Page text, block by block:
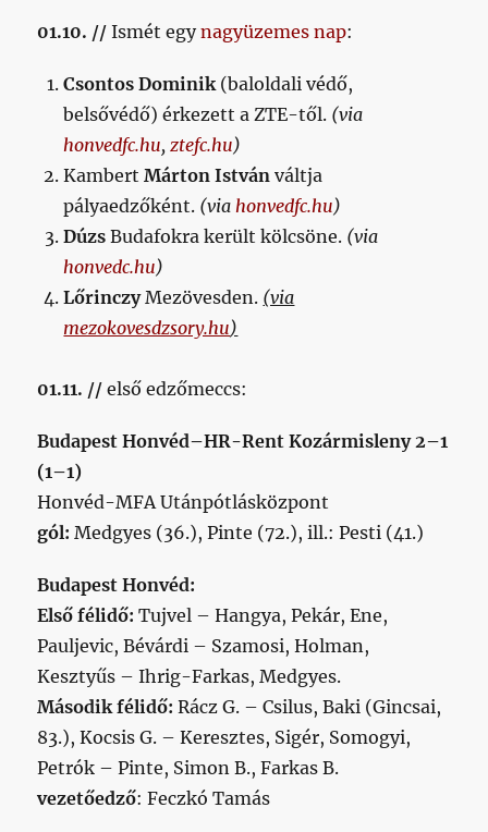
01.10. //Ismét egynagyüzemes nap:
Csontos Dominik(baloldali védő,
belsővédő) érkezett a ZTE-től. (via
honvedfc.hu,ztefc.hu)
KambertMárton István váltja
pályaedzőként. (viahonvedfc.hu)
DúzsBudafokra került kölcsöne. (via
honvedc.hu)
LőrinczyMezövesden. (via
mezokovesdzsory.hu)
01.11. // első edzőmeccs:
Budapest Honvéd–HR-Rent Kozármisleny 2–1
(1–1)
Honvéd-MFA Utánpótlásközpont
gól: Medgyes (36.), Pinte (72.), ill.: Pesti (41.)
Budapest Honvéd:
Első félidő: Tujvel – Hangya, Pekár, Ene,
Pauljevic, Bévárdi – Szamosi, Holman,
Kesztyűs – Ihrig-Farkas, Medgyes.
Második félidő: Rácz G. – Csilus, Baki (Gincsai,
83.), Kocsis G. – Keresztes, Sigér, Somogyi,
Petrók – Pinte, Simon B., Farkas B.
vezetőedző: Feczkó Tamás